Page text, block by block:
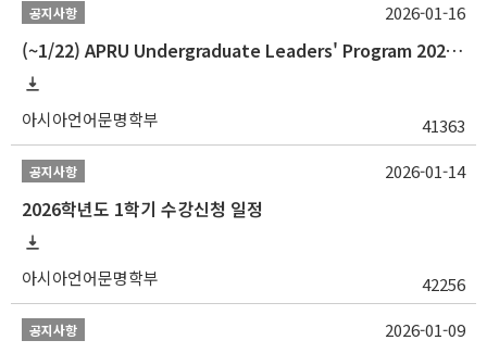
공지사항
(~1/22) APRU Undergraduate Leaders' Program 2026 프로그램 참가자 모집
아시아언어문명학부 41363
2026-01-16
공지사항
2026학년도 1학기 수강신청 일정
아시아언어문명학부 42256
2026-01-14
공지사항 2026-01-09